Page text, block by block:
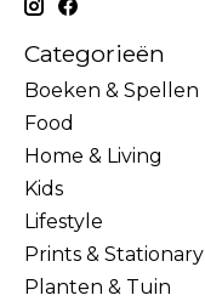
Categorieën
Boeken & Spellen
Food
Home & Living
Kids
Lifestyle
Prints & Stationary
Planten & Tuin